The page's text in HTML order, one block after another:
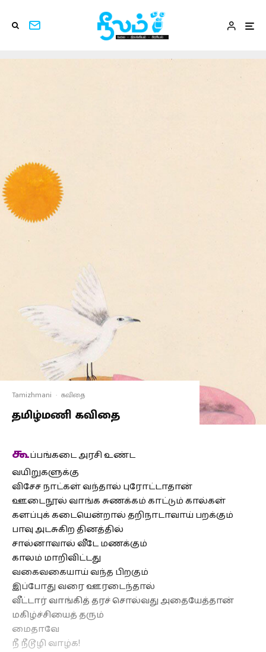
Tamizhmani · கவிதை
தமிழ்மணி கவிதை
கூப்பங்கடை அரசி உண்ட
வயிறுகளுக்கு
விசேச நாட்கள் வந்தால் புரோட்டாதான்
ஊடைநூல் வாங்க சுணக்கம் காட்டும் கால்கள்
களப்புக் கடையென்றால் தறிநாடாவாய் பறக்கும்
பாவு அடசுகிற தினத்தில்
சால்னாவால் வீடே மணக்கும்
காலம் மாறிவிட்டது
வகைவகையாய் வந்த பிறகும்
இப்போது வரை ஊரடைந்தால்
வீட்டார் வாங்கித் தரச் சொல்வது அதையேத்தான்
மகிழ்ச்சியைத் தரும்
மைதாவே
நீ நீடூழி வாழ்க!